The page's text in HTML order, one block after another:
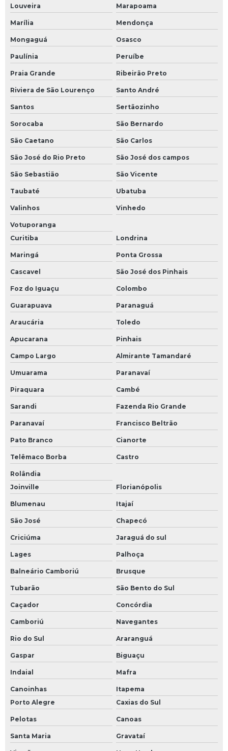
Louveira Marapoama
Marília Mendonça
Mongaguá Osasco
Paulínia Peruíbe
Praia Grande Ribeirão Preto
Riviera de São Lourenço Santo André
Santos Sertãozinho
Sorocaba São Bernardo
São Caetano São Carlos
São José do Rio Preto São José dos campos
São Sebastião São Vicente
Taubaté Ubatuba
Valinhos Vinhedo
Votuporanga
Curitiba
Londrina
Maringá Ponta Grossa
Cascavel São José dos Pinhais
Foz do Iguaçu Colombo
Guarapuava Paranaguá
Araucária Toledo
Apucarana Pinhais
Campo Largo Almirante Tamandaré
Umuarama Paranavaí
Piraquara Cambé
Sarandi Fazenda Rio Grande
Paranavaí Francisco Beltrão
Pato Branco Cianorte
Telêmaco Borba Castro
Rolândia
Joinville
Florianópolis
Blumenau Itajaí
São José Chapecó
Criciúma Jaraguá do sul
Lages Palhoça
Balneário Camboriú Brusque
Tubarão São Bento do Sul
Caçador Concórdia
Camboriú Navegantes
Rio do Sul Araranguá
Gaspar Biguaçu
Indaial Mafra
Canoinhas
Itapema
Porto Alegre
Caxias do Sul
Pelotas Canoas
Santa Maria Gravataí